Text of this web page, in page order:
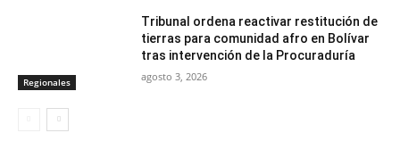
Regionales
Tribunal ordena reactivar restitución de
tierras para comunidad afro en Bolívar
tras intervención de la Procuraduría
agosto 3, 2026